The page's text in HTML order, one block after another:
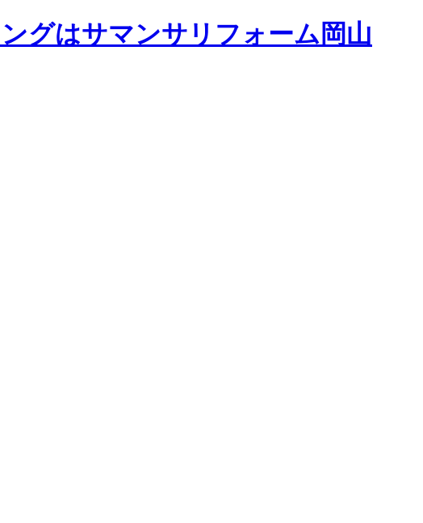
グはサマンサリフォーム岡山